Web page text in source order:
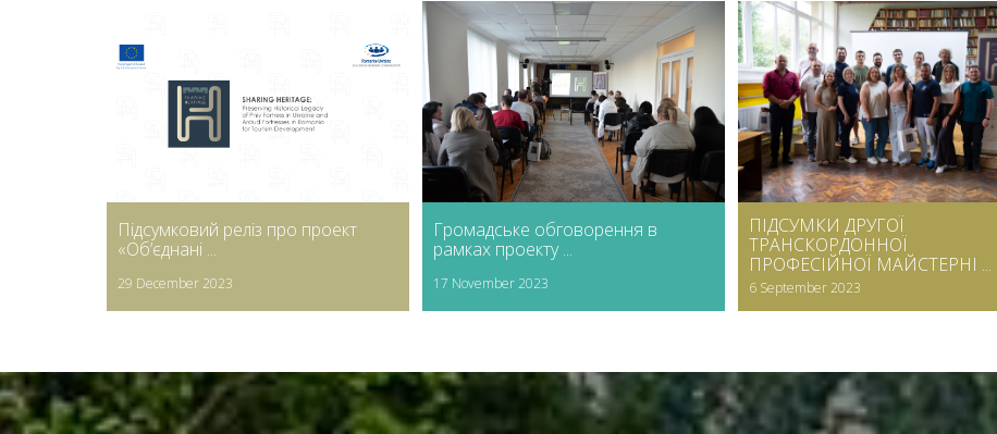
Підсумковий реліз про проект
«Об’єднані ...
29 December 2023
Громадське обговорення в
рамках проекту ...
17 November 2023
ПІДСУМКИ ДРУГОЇ
ТРАНСКОРДОННОЇ
ПРОФЕСІЙНОЇ МАЙСТЕРНІ ...
6 September 2023